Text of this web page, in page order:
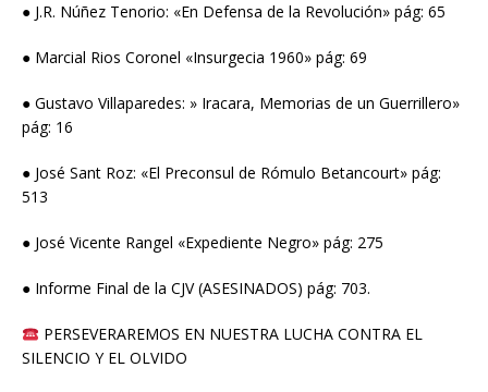
● J.R. Núñez Tenorio: «En Defensa de la Revolución» pág: 65
● Marcial Rios Coronel «Insurgecia 1960» pág: 69
● Gustavo Villaparedes: » Iracara, Memorias de un Guerrillero»
pág: 16
● José Sant Roz: «El Preconsul de Rómulo Betancourt» pág:
513
● José Vicente Rangel «Expediente Negro» pág: 275
● Informe Final de la CJV (ASESINADOS) pág: 703.
PERSEVERAREMOS EN NUESTRA LUCHA CONTRA EL
SILENCIO Y EL OLVIDO